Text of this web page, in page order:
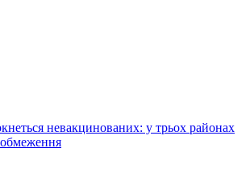
невакцинованих: у трьох районах
обмеження